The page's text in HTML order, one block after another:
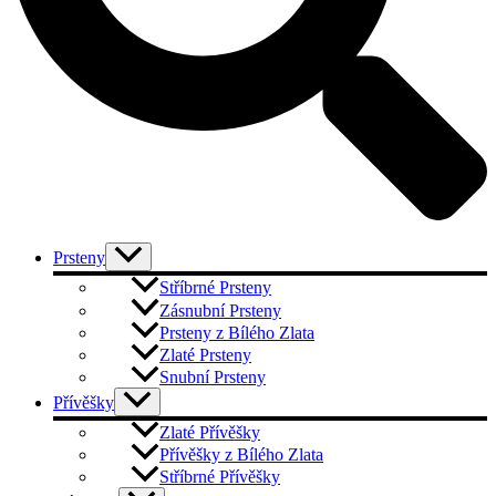
Prsteny
Stříbrné Prsteny
Zásnubní Prsteny
Prsteny z Bílého Zlata
Zlaté Prsteny
Snubní Prsteny
Přívěšky
Zlaté Přívěšky
Přívěšky z Bílého Zlata
Stříbrné Přívěšky